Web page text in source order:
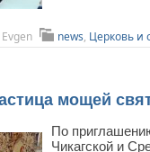
Evgen news, Церковь и
мощей
По
Чикагской и